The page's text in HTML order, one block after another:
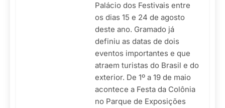
Palácio dos Festivais entre
os dias 15 e 24 de agosto
deste ano. Gramado já
definiu as datas de dois
eventos importantes e que
atraem turistas do Brasil e do
exterior. De 1º a 19 de maio
acontece a Festa da Colônia
no Parque de Exposições